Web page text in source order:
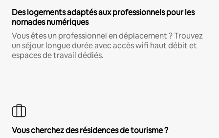
Des logements adaptés aux professionnels pour les
nomades numériques
Vous êtes un professionnel en déplacement ? Trouvez
un séjour longue durée avec accès wifi haut débit et
espaces de travail dédiés.
Vous cherchez des résidences de tourisme ?